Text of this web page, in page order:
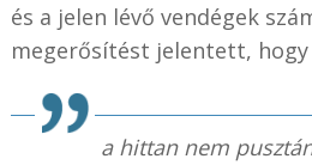
és a jelen lévő vendégek
megerősítést jelentett, hogy
a hittan nem